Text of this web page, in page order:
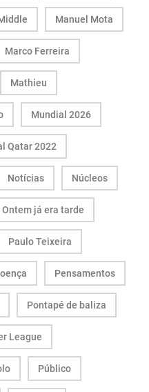
Manuel Mota
Marco Ferreira
Mathieu
Mundial 2026
Qatar 2022
Notícias Núcleos
Ontem já era tarde
Paulo Teixeira
Pensamentos
Pontapé de baliza
League
Público